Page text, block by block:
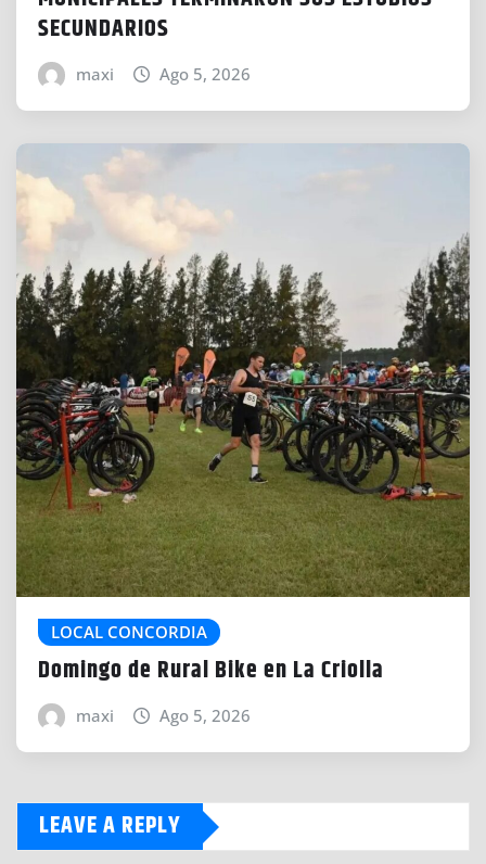
SECUNDARIOS
maxi Ago 5, 2026
LOCAL CONCORDIA
Domingo de Rural Bike en La Criolla
maxi Ago 5, 2026
LEAVE A REPLY